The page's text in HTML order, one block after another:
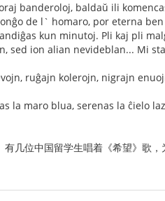
banderoloj, baldaŭ ili
de l` homaro, por eterna
kun minutoj. Pli kaj pli
sed ion alian nevideblan... Mi
ruĝajn kolerojn, nigrajn
la maro blua, serenas la ĉielo
几位中国留学生唱着《希望》歌，